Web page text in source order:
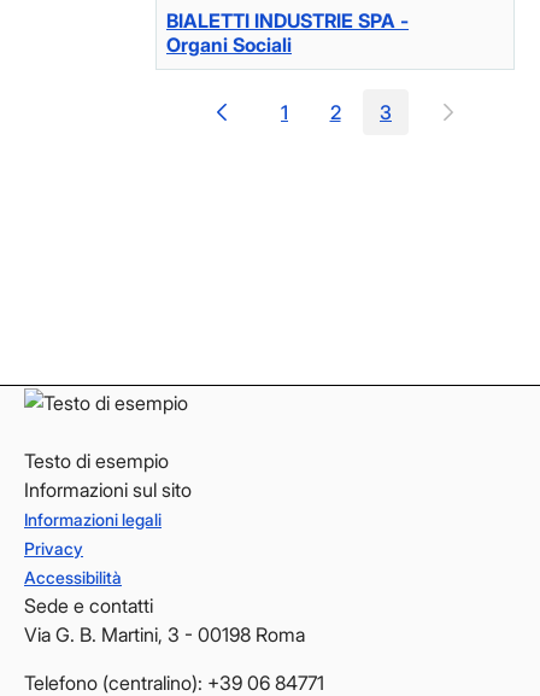
BIALETTI INDUSTRIE SPA -
Organi Sociali
Pagina
1
Pagina
2
Pagina
3
Testo di esempio
Informazioni sul sito
Informazioni legali
Privacy
Accessibilità
Sede e contatti
Via G. B. Martini, 3 - 00198 Roma
Telefono (centralino): +39 06 84771